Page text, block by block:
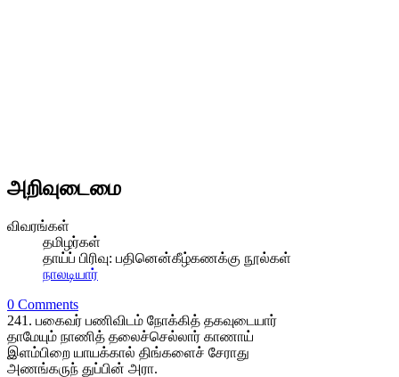
அறிவுடைமை
விவரங்கள்
தமிழர்கள்
தாய்ப் பிரிவு: பதினென்கீழ்கணக்கு நூல்கள்
நாலடியார்
0 Comments
241. பகைவர் பணிவிடம் நோக்கித் தகவுடையார்
தாமேயும் நாணித் தலைச்செல்லார் காணாய்
இளம்பிறை யாயக்கால் திங்களைச் சேராது
அணங்கருந் துப்பின் அரா.